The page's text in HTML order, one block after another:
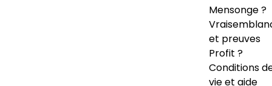
Mensonge ?
et preuves
Profit ?
Conditions
vie et aide